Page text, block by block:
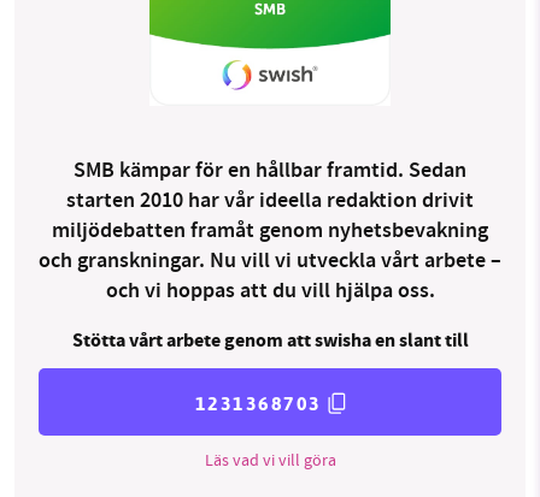
SMB kämpar för en hållbar framtid. Sedan
starten 2010 har vår ideella redaktion drivit
miljödebatten framåt genom nyhetsbevakning
och granskningar. Nu vill vi utveckla vårt arbete –
och vi hoppas att du vill hjälpa oss.
Stötta vårt arbete genom att swisha en slant till
1231368703
Läs vad vi vill göra